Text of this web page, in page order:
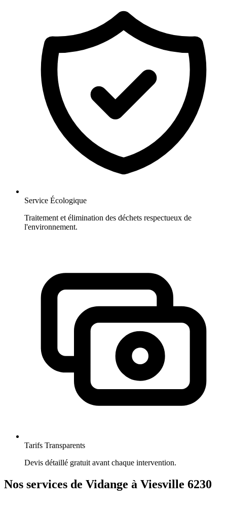
Service Écologique
Traitement et élimination des déchets respectueux de
l'environnement.
Tarifs Transparents
Devis détaillé gratuit avant chaque intervention.
Nos services de Vidange à Viesville 6230